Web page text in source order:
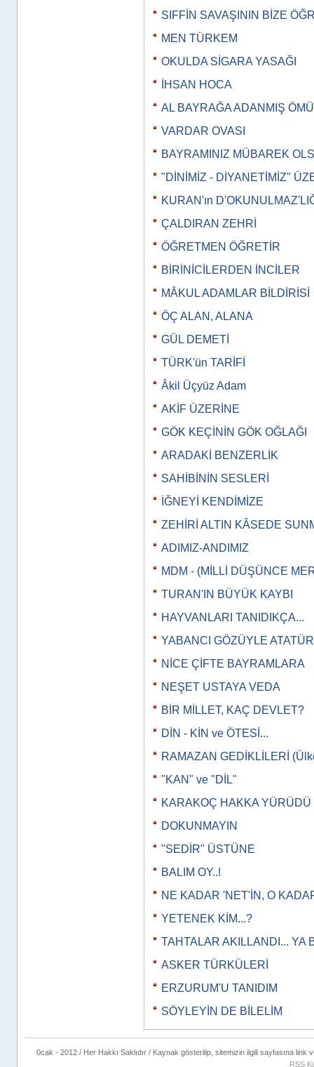
SIFFİN SAVAŞININ BİZE
MEN TÜRKEM
OKULDA SİGARA YASAĞI
İHSAN HOCA
AL BAYRAĞA ADANMIŞ
VARDAR OVASI
BAYRAMINIZ MÜBAREK
"DİNİMİZ - DİYANETİMİZ"
KURAN'ın
ÇALDIRAN ZEHRİ
ÖĞRETMEN ÖĞRETİR
BİRİNİCİLERDEN İNCİLER
MÂKUL ADAMLAR BİLDİRİSİ
ÖÇ ALAN, ALANA
GÜL DEMETİ
TÜRK'ün TARİFİ
Âkil Üçyüz Adam
AKİF ÜZERİNE
GÖK KEÇİNİN GÖK OĞLAĞI
ARADAKİ BENZERLİK
SAHİBİNİN SESLERİ
İĞNEYİ KENDİMİZE
ZEHİRİ ALTIN KÂSEDE
ADIMIZ-ANDIMIZ
MDM - (MİLLİ DÜŞÜNCE
TURAN'IN BÜYÜK KAYBI
HAYVANLARI TANIDIKÇA...
YABANCI GÖZÜYLE
NİCE ÇİFTE BAYRAMLARA
NEŞET USTAYA VEDA
BİR MİLLET, KAÇ DEVLET?
DİN - KİN ve ÖTESİ...
RAMAZAN GEDİKLİLERİ
"KAN" ve "DİL"
KARAKOÇ HAKKA YÜRÜDÜ
DOKUNMAYIN
"SEDİR" ÜSTÜNE
BALIM OY..!
NE KADAR 'NET'İN, O
YETENEK KİM...?
TAHTALAR AKILLANDI... YA
ASKER TÜRKÜLERİ
ERZURUM'U TANIDIM
SÖYLEYİN DE BİLELİM
0cak - 2012 / Her Hakkı Saklıdır / Kaynak gösterilip, sitemizin ilgili sayfasına link
RSS